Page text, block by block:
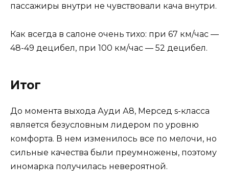
пассажиры внутри не чувствовали кача внутри.
Как всегда в салоне очень тихо: при 67 км/час —
48-49 децибел, при 100 км/час — 52 децибел.
Итог
До момента выхода Ауди А8, Мерсед s-класса
является безусловным лидером по уровню
комфорта. В нем изменилось все по мелочи, но
сильные качества были преумножены, поэтому
иномарка получилась невероятной.